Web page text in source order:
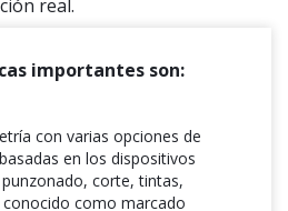
real.
importantes son:
con varias opciones de
en los dispositivos
corte, tintas,
como marcado